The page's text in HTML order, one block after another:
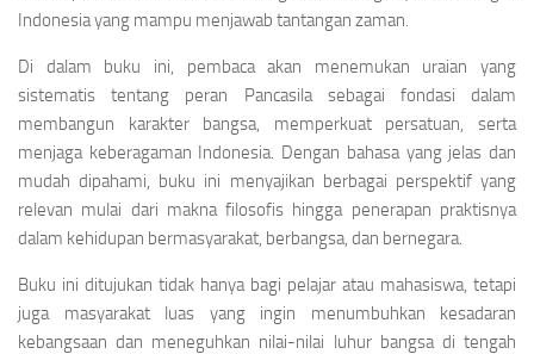
Indonesia yang mampu menjawab tantangan zaman.
Di dalam buku ini, pembaca akan menemukan uraian yang
sistematis tentang peran Pancasila sebagai fondasi dalam
membangun karakter bangsa, memperkuat persatuan, serta
menjaga keberagaman Indonesia. Dengan bahasa yang jelas dan
mudah dipahami, buku ini menyajikan berbagai perspektif yang
relevan mulai dari makna filosofis hingga penerapan praktisnya
dalam kehidupan bermasyarakat, berbangsa, dan bernegara.
Buku ini ditujukan tidak hanya bagi pelajar atau mahasiswa, tetapi
juga masyarakat luas yang ingin menumbuhkan kesadaran
kebangsaan dan meneguhkan nilai-nilai luhur bangsa di tengah